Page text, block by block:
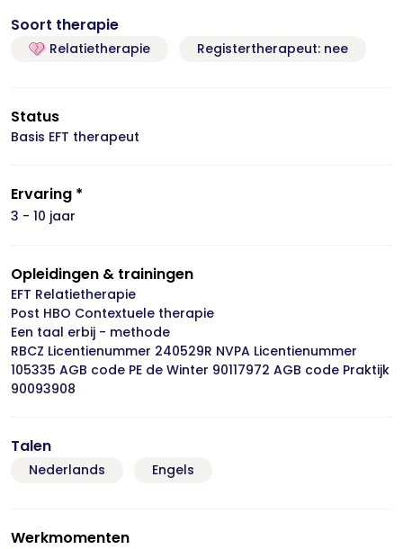
Soort therapie
Relatietherapie Registertherapeut: nee
Status
Basis EFT therapeut
Ervaring *
3 - 10 jaar
Opleidingen & trainingen
EFT Relatietherapie
Post HBO Contextuele therapie
Een taal erbij - methode
RBCZ Licentienummer 240529R NVPA Licentienummer
105335 AGB code PE de Winter 90117972 AGB code Praktijk
90093908
Talen
Nederlands Engels
Werkmomenten